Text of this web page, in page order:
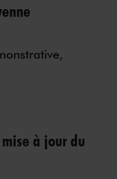
à jour du